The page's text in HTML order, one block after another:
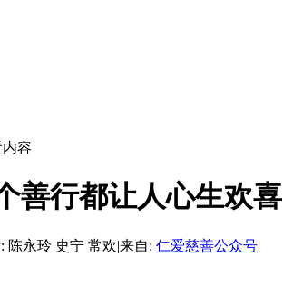
容
善行都让人心生欢喜
陈永玲 史宁 常欢|来自: 仁爱慈善公众号